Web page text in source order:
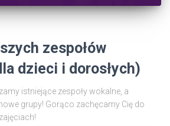
zespołów
dzieci i dorosłych)
istniejące zespoły wokalne, a
grupy! Gorąco zachęcamy Cię do